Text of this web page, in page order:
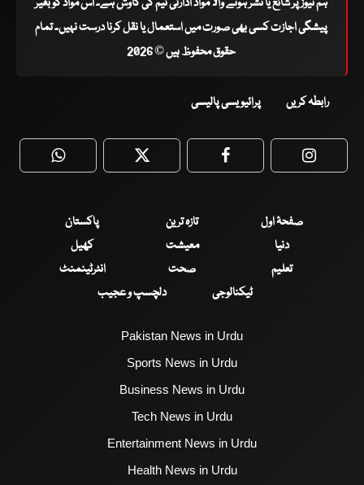
پیشگی اجازت کسی بھی صورت میں استعمال یا نقل کرنا درست نہیں۔ تمام
حقوق محفوظ ہیں © 2026
رابطہ کریں پرائیویسی پالیسی
WhatsApp Twitter Facebook
صفحۂ اول تازہ ترین
پاکستان
دنیا
معیشت
کھیل
تعلیم
صحت
انٹرٹینمنٹ
ٹیکنالوجی
دلچسپ و عجیب
Pakistan News in Urdu
Sports News in Urdu
Business News in Urdu
Tech News in Urdu
Entertainment News in Urdu
Health News in Urdu